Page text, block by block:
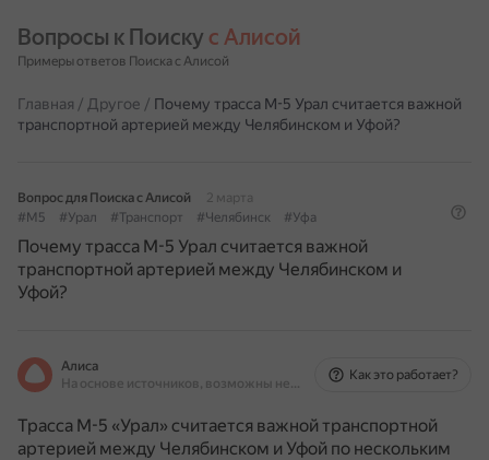
Вопросы к Поиску с Алисой
Примеры ответов Поиска с Алисой
Главная / Другое / Почему трасса М-5 Урал считается важной
транспортной артерией между Челябинском и Уфой?
Вопрос для Поиска с Алисой
2 марта
#М5
#Урал #Транспорт #Челябинск #Уфа
Почему трасса М-5 Урал считается важной
транспортной артерией между Челябинском и
Уфой?
Алиса
На основе источников, возможны неточности
Как это работает?
Трасса М-5 «Урал» считается важной транспортной
артерией между Челябинском и Уфой по нескольким